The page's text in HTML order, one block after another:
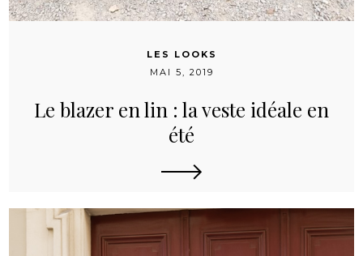
LES LOOKS
MAI 5, 2019
Le blazer en lin : la veste idéale en
été